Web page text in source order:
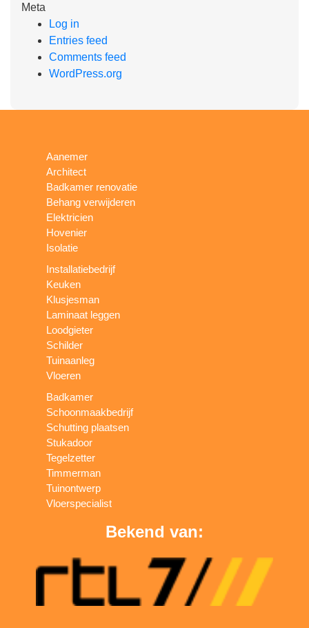
Meta
Log in
Entries feed
Comments feed
WordPress.org
Aanemer
Architect
Badkamer renovatie
Behang verwijderen
Elektricien
Hovenier
Isolatie
Installatiebedrijf
Keuken
Klusjesman
Laminaat leggen
Loodgieter
Schilder
Tuinaanleg
Vloeren
Badkamer
Schoonmaakbedrijf
Schutting plaatsen
Stukadoor
Tegelzetter
Timmerman
Tuinontwerp
Vloerspecialist
Bekend van: